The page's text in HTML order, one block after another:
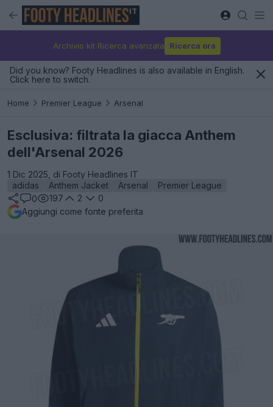
IT
Archivio kit Ricerca avanzata Ricerca ora
Did you know? Footy Headlines is also available in English.
Click here to switch.
Home Premier League Arsenal
Esclusiva: filtrata la giacca Anthem
dell'Arsenal 2026
1 Dic 2025, di Footy Headlines IT
adidas
Anthem Jacket Arsenal
Premier League
0
197 2
0
Aggiungi come fonte preferita